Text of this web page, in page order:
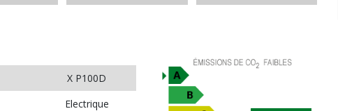
X P100D
Electrique